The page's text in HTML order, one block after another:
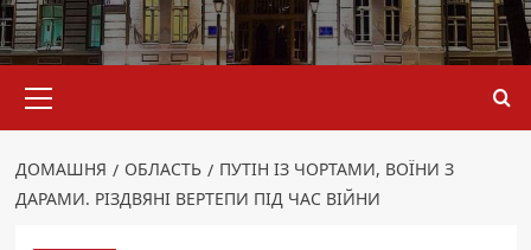
меню
ДОМАШНЯ ОБЛАСТЬ
ПУТІН ІЗ ЧОРТАМИ, ВОЇНИ З
ДАРАМИ. РІЗДВЯНІ ВЕРТЕПИ ПІД ЧАС ВІЙНИ